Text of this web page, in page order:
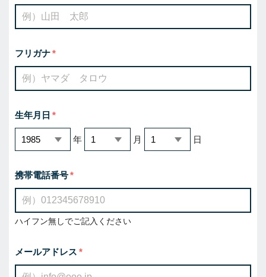
フリガナ
生年月日
年 月 日
携帯電話番号
ハイフン無しでご記入ください
メールアドレス